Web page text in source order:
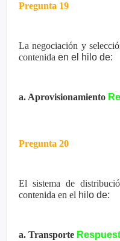
Pregunta 19
La negociación y
contenida en el hilo de:
a. Aprovisionamiento
Pregunta 20
El sistema de
contenida en el hilo de:
a. Transporte